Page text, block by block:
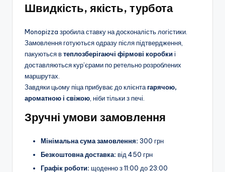
Швидкість, якість, турбота
Monopizza зробила ставку на досконалість логістики.
Замовлення готуються одразу після підтвердження,
пакуються втеплозберігаючі фірмові коробкиі
доставляються кур’єрами по ретельно розроблених
маршрутах.
Завдяки цьому піца прибуває до клієнтагарячою,
ароматною і свіжою , ніби тільки з печі.
Зручні умови замовлення
Мінімальна сума замовлення: 300 грн
Безкоштовна доставка: від 450 грн
Графік роботи: щоденно з 11:00 до 23:00